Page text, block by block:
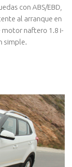
con ABS/EBD,
al arranque en
motor naftero 1.8 i-
simple.